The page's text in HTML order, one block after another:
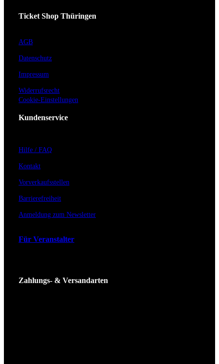
Ticket Shop Thüringen
AGB
Datenschutz
Impressum
Widerrufsrecht
Cookie-Einstellungen
Kundenservice
Hilfe / FAQ
Kontakt
Vorverkaufsstellen
Barrierefreiheit
Anmeldung zum Newsletter
Für Veranstalter
Zahlungs- & Versandarten